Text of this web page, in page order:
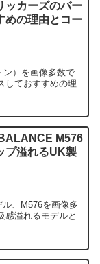
ッカーズのバー
めの理由とコー
ン）を画像多数で
しておすすめの理
M576
プ溢れるUK製
、M576を画像多
感溢れるモデルと